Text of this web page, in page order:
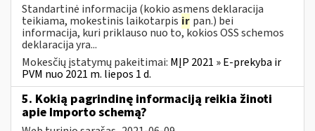
Standartinė informacija (kokio asmens deklaracija
teikiama, mokestinis laikotarpis ir pan.) bei
informacija, kuri priklauso nuo to, kokios OSS schemos
deklaracija yra...
Mokesčių įstatymų pakeitimai: MĮP 2021 » E-prekyba ir
PVM nuo 2021 m. liepos 1 d.
5. Kokią pagrindinę informaciją reikia žinoti
apie Importo schemą?